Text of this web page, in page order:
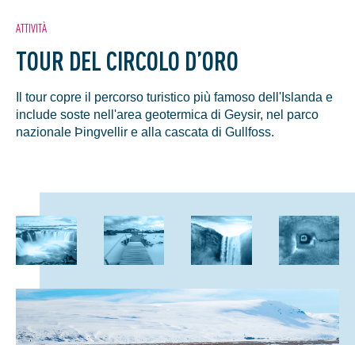
ATTIVITÀ
TOUR DEL CIRCOLO D’ORO
Il tour copre il percorso turistico più famoso dell'Islanda e
include soste nell'area geotermica di Geysir, nel parco
nazionale Þingvellir e alla cascata di Gullfoss.